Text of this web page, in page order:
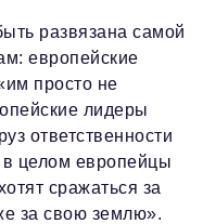
развязана самой
европейские
просто не
лидеры
ответственности
в целом европейцы
сражаться за
за свою землю».